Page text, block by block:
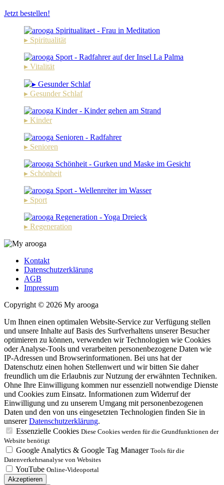
Jetzt bestellen!
▸ Spiritualität
▸ Vitalität
▸ Gesunder Schlaf
▸ Kinder
▸ Senioren
▸ Schönheit
▸ Sport
▸ Regeneration
Kontakt
Datenschutzerklärung
AGB
Impressum
Copyright © 2026 My arooga
Um Ihnen einen optimalen Website-Service zur Verfügung stellen
und unsere Inhalte auf Basis des Surfverhaltens unserer Besucher
optimieren zu können, verwenden wir Technologien wie Cookies
oder Analyse-Tools und verarbeiten personenbezogene Daten wie
IP-Adressen und Browserinformationen. Bei uns hat der
Datenschutz einen hohen Stellenwert und wir bitten Sie daher
freundlich um die Erlaubnis zur Nutzung der erwähnten Techniken.
Ohne Ihre Einwilligung kommen nur essenziell notwendige Dienste
und Cookies zum Einsatz. Informationen zum Widerruf der
Einwilligung und zu unserem Umgang mit personenbezogenen
Daten und den von uns eingesetzten Technologien finden Sie in
unsererDatenschutzerklärung.
Essenzielle Cookies Diese Cookies werden für die Grundfunktionen der
Website benötigt
Google Analytics & Google Tag Manager Tools für die
Datenverkehrsanalyse von Websites
YouTube Online-Videoportal
Akzeptieren